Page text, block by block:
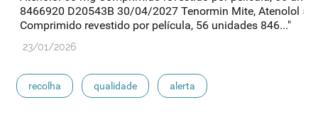
8466920 D20543B 30/04/2027 Tenormin Mite, Atenolol 50
Comprimido revestido por película, 56 unidades 846..."
23/01/2026
recolha qualidade alerta